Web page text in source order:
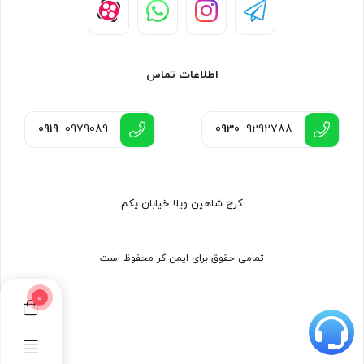
0
اطلاعات تماس
0930 9292788
0919 0979089
کرج شاهین ویلا خیابان یکم
تمامی حقوق برای ایمن گر محفوظ است